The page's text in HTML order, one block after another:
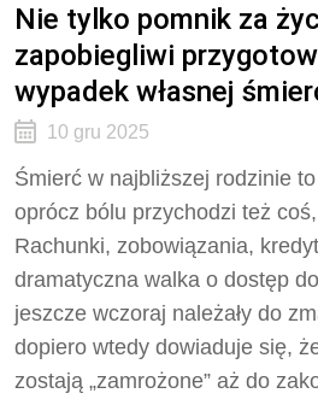
Nie tylko pomnik za
zapobiegliwi
wypadek własnej
10 gru 2025
Śmierć w najbliższej rodzinie
oprócz bólu przychodzi też
Rachunki, zobowiązania,
dramatyczna walka o dostęp
jeszcze wczoraj należały do
dopiero wtedy dowiaduje się,
zostają „zamrożone” aż do